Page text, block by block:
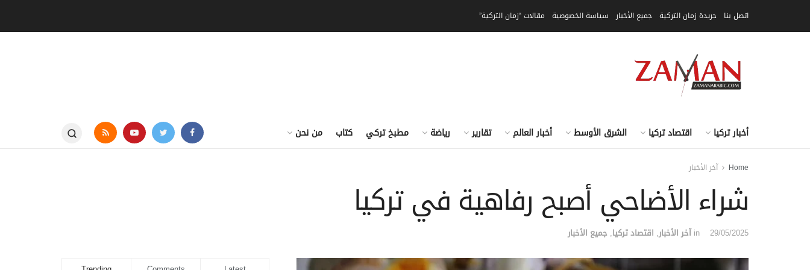
اتصل بنا جريدة زمان التركية جميع الأخبار سياسة الخصوصية مقالات “زمان التركية”
أخبار تركيا اقتصاد تركيا الشرق الأوسط أخبار العالم تقارير رياضة مطبخ تركي كتاب من نحن
Home آخر الأخبار
شراء الأضاحي أصبح رفاهية في تركيا
29/05/2025
in آخر الأخبار, اقتصاد تركيا, جميع الأخبار